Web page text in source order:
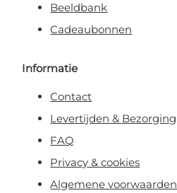
Beeldbank
Cadeaubonnen
Informatie
Contact
Levertijden & Bezorging
FAQ
Privacy & cookies
Algemene voorwaarden